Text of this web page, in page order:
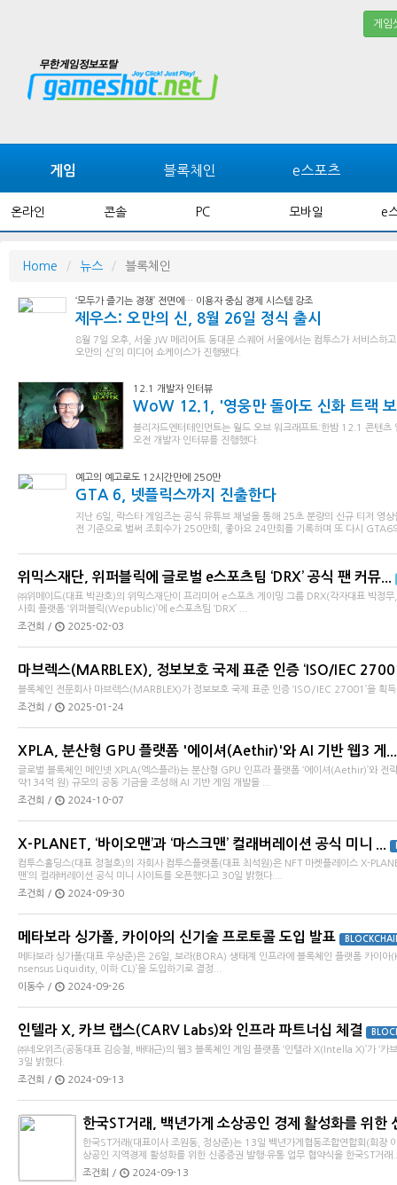
게임
게임 블록체인 e스포츠
온라인 콘솔 PC 모바일 e
Home 뉴스 블록체인
‘모두가 즐기는 경쟁’ 전면에… 이용자 중심 경제 시스템 강조
제우스: 오만의 신, 8월 26일 정식 출시
8월 7일 오후, 서울 JW 메리어트 동대문 스퀘어 서울에서는 컴투스가 서비스하
오만의 신’의 미디어 쇼케이스가 진행됐다.
12.1 개발자 인터뷰
WoW 12.1, '영웅만 돌아도 신화 트랙
블리자드엔터테인먼트는 월드 오브 워크래프트:한밤 12.1 콘텐
오전 개발자 인터뷰를 진행했다.
예고의 예고로도 12시간만에 250만
GTA 6, 넷플릭스까지 진출한다
지난 6일, 락스타 게임즈는 공식 유튜브 채널을 통해 25초 분량의 신규 티저 영
전 기준으로 벌써 조회수가 250만회, 좋아요 24만회를 기록하며 또 다시 GTA6
위믹스재단, 위퍼블릭에 글로벌 e스포츠팀 ‘DRX’ 공식 팬 커뮤...
㈜위메이드(대표 박관호)의 위믹스재단이 프리미어 e스포츠 게이밍 그룹 DRX(각자대표 박정
사회 플랫폼 ‘위퍼블릭(Wepublic)’에 e스포츠팀 ‘DRX’ ...
조건희 /
2025-02-03
마브렉스(MARBLEX), 정보보호 국제 표준 인증 ‘ISO/IEC
블록체인 전문회사 마브렉스(MARBLEX)가 정보보호 국제 표준 인증 ‘ISO/IEC 27001’을 획
조건희 /
2025-01-24
XPLA, 분산형 GPU 플랫폼 '에이셔(Aethir)'와 AI 기반 웹3 게...
글로벌 블록체인 메인넷 XPLA(엑스플라)는 분산형 GPU 인프라 플랫폼 ‘에이셔(Aethir)’와
약134억 원) 규모의 공동 기금을 조성해 AI 기반 게임 개발을 ...
조건희 /
2024-10-07
X-PLANET, ‘바이오맨’과 ‘마스크맨’ 컬래버레이션 공식 미니 ...
컴투스홀딩스(대표 정철호)의 자회사 컴투스플랫폼(대표 최석원)은 NFT 마켓플레이스 X-
맨’의 컬래버레이션 공식 미니 사이트를 오픈했다고 30일 밝혔다....
조건희 /
2024-09-30
메타보라 싱가폴, 카이아의 신기술 프로토콜 도입 발표
메타보라 싱가폴(대표 우상준)은 26일, 보라(BORA) 생태계 인프라에 블록체인 플랫폼 카이아
nsensus Liquidity, 이하 CL)’을 도입하기로 결정...
이동수 /
2024-09-26
인텔라 X, 카브 랩스(CARV Labs)와 인프라 파트너십 체결
㈜네오위즈(공동대표 김승철, 배태근)의 웹3 블록체인 게임 플랫폼 ‘인텔라 X(Intella X)’가 ‘카
3일 밝혔다.
조건희 /
2024-09-13
한국ST거래, 백년가게 소상공인 경제 활성화를 위한
한국ST거래(대표이사 조원동, 정상준)는 13일 백년가게협동조합연합회(회장
상공인 지역경제 활성화를 위한 신종증권 발행・유통 업무 협약식을 한국ST거래
조건희 /
2024-09-13